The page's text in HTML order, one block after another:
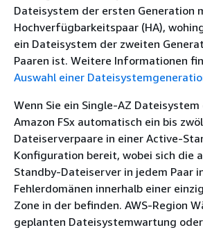
Dateisystem der ersten Generation
Hochverfügbarkeitspaar (HA),
ein Dateisystem der zweiten
Paaren ist. Weitere Informationen
Auswahl einer
Wenn Sie ein Single-AZ
Amazon FSx automatisch ein bis
Dateiserverpaare in einer Active-
Konfiguration bereit, wobei sich die
Standby-Dateiserver in jedem Paar
Fehlerdomänen innerhalb einer
Zone in der befinden. AWS-Region
geplanten Dateisystemwartung